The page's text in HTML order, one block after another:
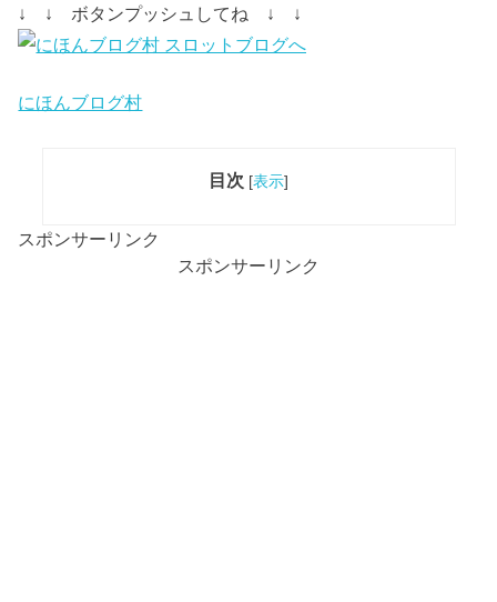
↓ ↓ ボタンプッシュしてね ↓ ↓
にほんブログ村
目次 [表示]
スポンサーリンク
スポンサーリンク